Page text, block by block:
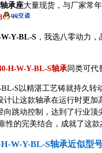
承座大量现货，与厂家常
Y-BL-S ，我选八零动力
H-W-Y-BL-S轴承同类可代
BL-S以精湛工艺铸就持久
计让这款轴承在运行时更
向跳动控制，达到了行业
性的完美结合，成就了这
W-Y-BL-S轴承近似型